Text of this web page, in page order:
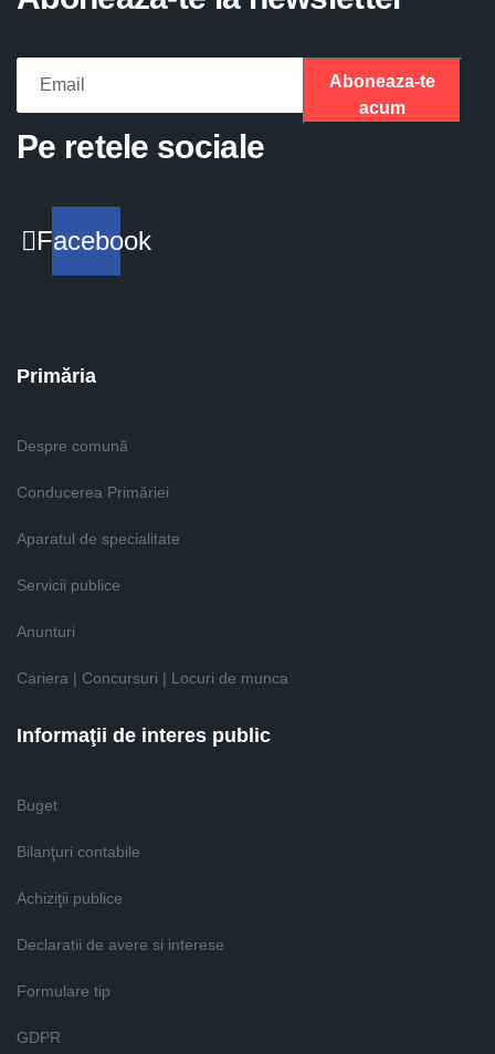
Aboneaza-te
acum
Pe retele sociale
Facebook
Primăria
Despre comună
Conducerea Primăriei
Aparatul de specialitate
Servicii publice
Anunturi
Cariera | Concursuri | Locuri de munca
Informaţii de interes public
Buget
Bilanţuri contabile
Achiziţii publice
Declaratii de avere si interese
Formulare tip
GDPR